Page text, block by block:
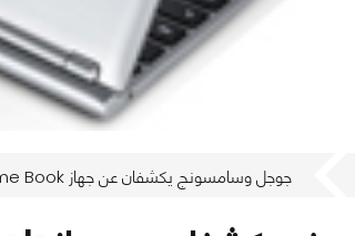
جوجل وسامسونج يكشفان عن جهاز Chrome Book